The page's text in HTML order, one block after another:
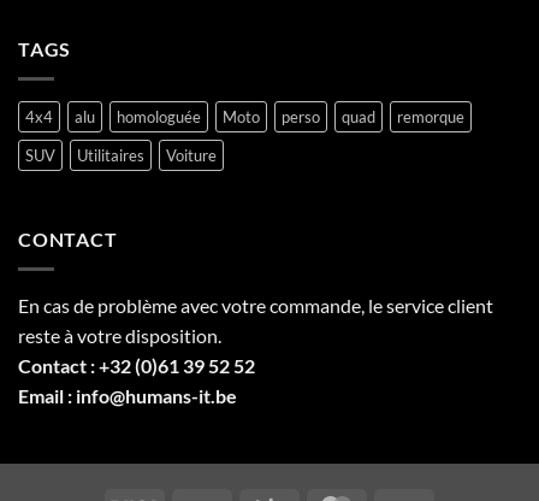
plaque
professionnelle
:
tout
ce
qu’il
TAGS
4x4 alu homologuée Moto perso quad
remorque
SUV
Utilitaires Voiture
CONTACT
En cas de problème avec votre commande, le service client
reste à votre disposition.
Contact :+32 (0)61 39 52 52
Email : info@humans-it.be